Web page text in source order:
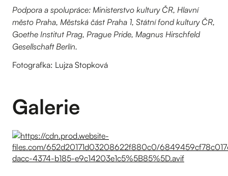
Podpora a spolupráce: Ministerstvo kultury ČR, Hlavní
město Praha, Městská část Praha 1, Státní fond kultury ČR,
Goethe Institut Prag, Prague Pride, Magnus Hirschfeld
Gesellschaft Berlín.
Fotografka: Lujza Stopková
Galerie